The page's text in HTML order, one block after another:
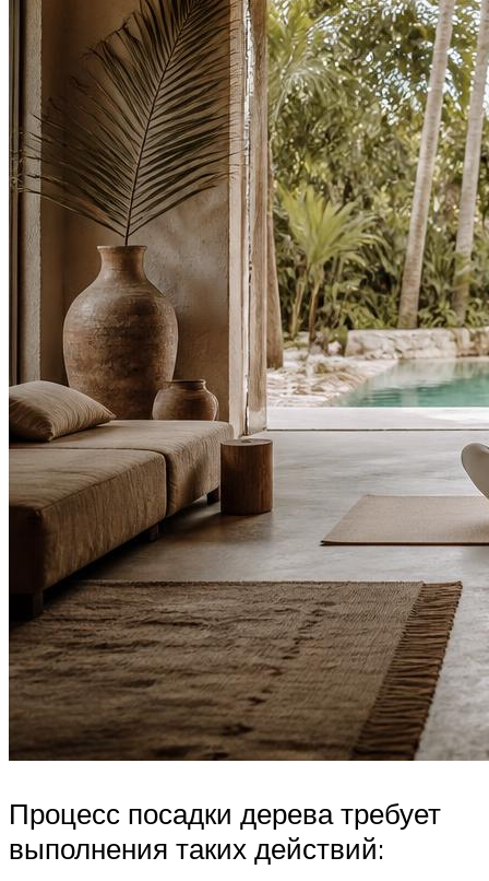
Процесс посадки дерева требует
выполнения таких действий: